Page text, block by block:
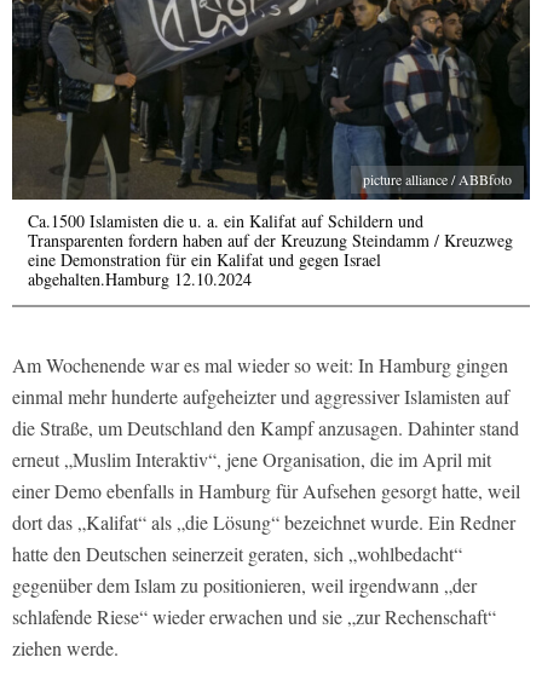
picture alliance / ABBfoto
Ca.1500 Islamisten die u. a. ein Kalifat auf Schildern und
Transparenten fordern haben auf der Kreuzung Steindamm / Kreuzweg
eine Demonstration für ein Kalifat und gegen Israel
abgehalten.Hamburg 12.10.2024
Am Wochenende war es mal wieder so weit: In Hamburg gingen
einmal mehr hunderte aufgeheizter und aggressiver Islamisten auf
die Straße, um Deutschland den Kampf anzusagen. Dahinter stand
erneut „Muslim Interaktiv“, jene Organisation, die im April mit
einer Demo ebenfalls in Hamburg für Aufsehen gesorgt hatte, weil
dort das „Kalifat“ als „die Lösung“ bezeichnet wurde. Ein Redner
hatte den Deutschen seinerzeit geraten, sich „wohlbedacht“
gegenüber dem Islam zu positionieren, weil irgendwann „der
schlafende Riese“ wieder erwachen und sie „zur Rechenschaft“
ziehen werde.